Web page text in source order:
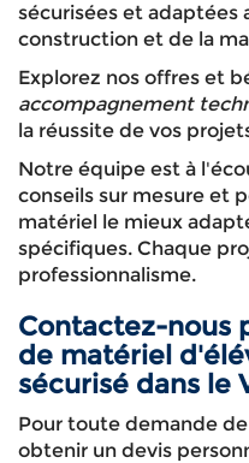
sécurisées et adaptées
construction et de la
Explorez nos offres et
accompagnement
la réussite de vos
Notre équipe est à
conseils sur mesure et
matériel le mieux
spécifiques. Chaque
professionnalisme.
Contactez-nous
de matériel
sécurisé dans le
Pour toute demande
obtenir un devis